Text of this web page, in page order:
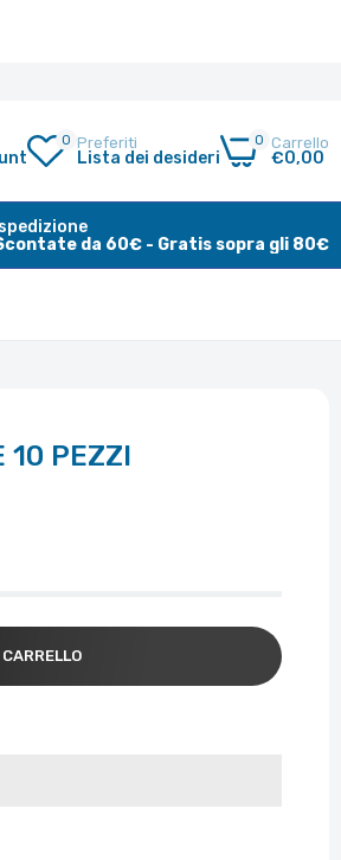
0 Preferiti
Lista dei desideri
0 Carrello
€0,00
da 60€ - Gratis sopra gli 80€
10 PEZZI